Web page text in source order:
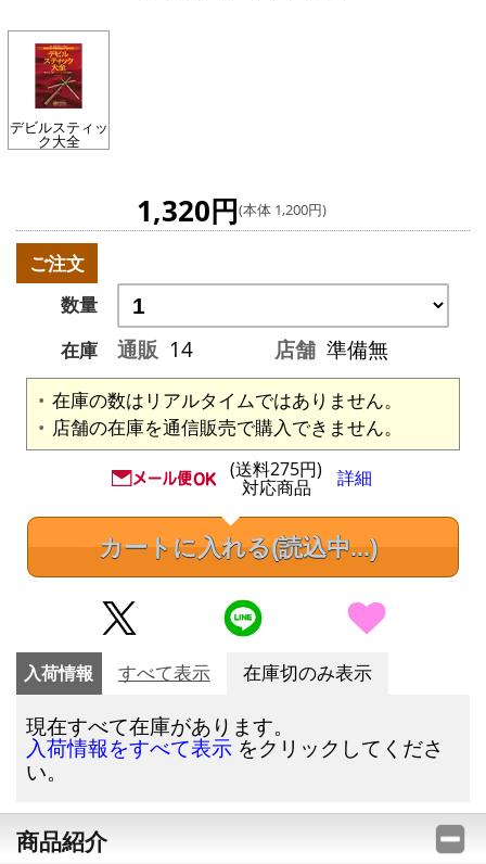
デビルスティッ
ク大全
1,320円(本体 1,200円)
ご注文
数量
在庫
通販 14 店舗 準備無
在庫の数はリアルタイムではありません。
店舗の在庫を通信販売で購入できません。
(送料275円)
対応商品 詳細
カートに入れる(読込中...)
入荷情報 すべて表示 在庫切のみ表示
現在すべて在庫があります。
入荷情報をすべて表示 をクリックしてくださ
い。
商品紹介